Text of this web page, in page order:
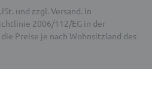
und zzgl. Versand. In
2006/112/EG in der
Preise je nach Wohnsitzland des